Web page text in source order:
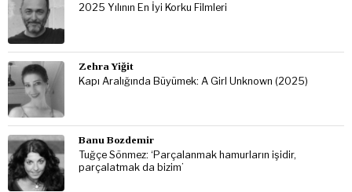
2025 Yılının En İyi Korku Filmleri
Zehra Yiğit
Kapı Aralığında Büyümek: A Girl Unknown (2025)
Banu Bozdemir
Tuğçe Sönmez: ‘Parçalanmak hamurların işidir,
parçalatmak da bizim’